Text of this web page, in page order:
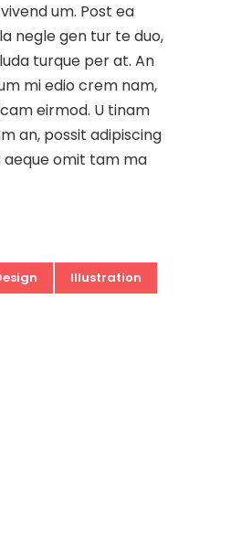
um. Post ea
negle gen tur te duo,
turque per at. An
mi edio crem nam,
eirmod. U tinam
an, possit adipiscing
aeque omit tam ma
Illustration